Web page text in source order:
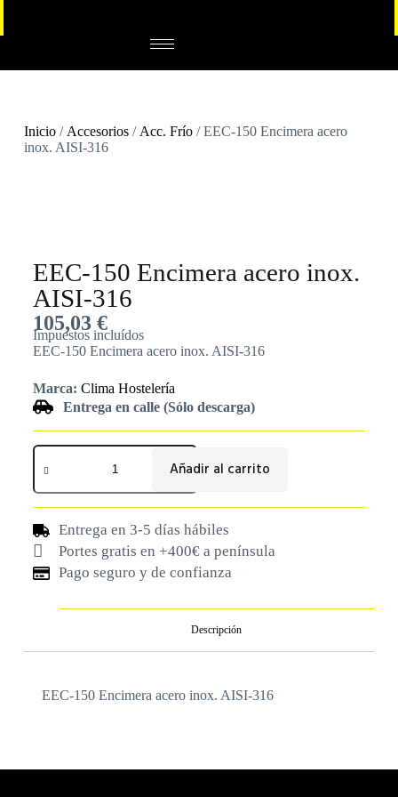
Inicio/ Accesorios/ Acc. Frío/ EEC-150 Encimera acero
inox. AISI-316
EEC-150 Encimera acero inox.
AISI-316
105,03 €
Impuestos incluídos
EEC-150 Encimera acero inox. AISI-316
Marca: Clima Hostelería
Entrega en calle (Sólo descarga)
Añadir al carrito
Entrega en 3-5 días hábiles
Portes gratis en +400€ a península
Pago seguro y de confianza
Descripción
EEC-150 Encimera acero inox. AISI-316